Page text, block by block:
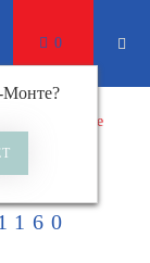
Монте?
0